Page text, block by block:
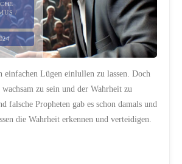
/
einfachen Lügen einlullen zu lassen. Doch
zu sein und der Wahrheit zu
falsche Propheten gab es schon damals und
die Wahrheit erkennen und verteidigen.